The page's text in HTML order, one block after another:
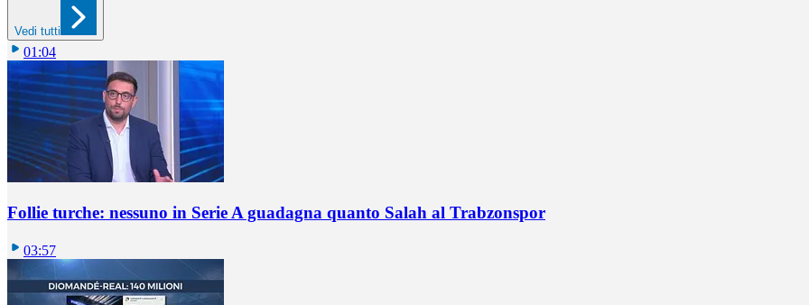
Vedi tutti
01:04
Follie turche: nessuno in Serie A guadagna quanto Salah al Trabzonspor
03:57